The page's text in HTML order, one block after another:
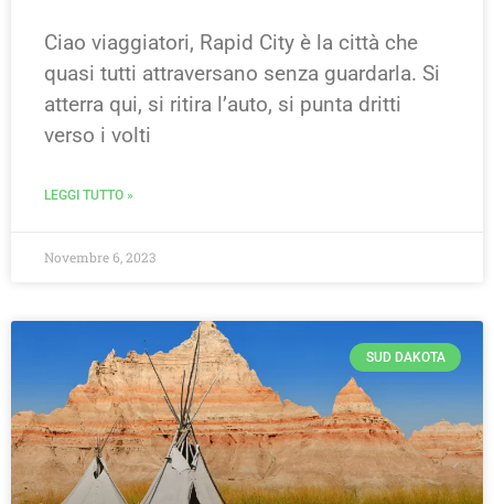
Ciao viaggiatori, Rapid City è la città che
quasi tutti attraversano senza guardarla. Si
atterra qui, si ritira l’auto, si punta dritti
verso i volti
LEGGI TUTTO »
Novembre 6, 2023
SUD DAKOTA